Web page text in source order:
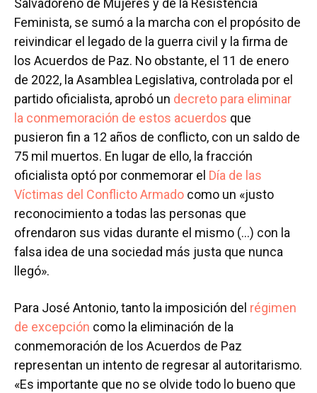
Feminista, se sumó a la marcha con el propósito de
reivindicar el legado de la guerra civil y la firma de
los Acuerdos de Paz. No obstante, el 11 de enero
de 2022, la Asamblea Legislativa, controlada por el
partido oficialista, aprobó un decreto para eliminar
la conmemoración de estos acuerdos que
pusieron fin a 12 años de conflicto, con un saldo de
75 mil muertos. En lugar de ello, la fracción
oficialista optó por conmemorar el Día de las
Víctimas del Conflicto Armado como un «justo
reconocimiento a todas las personas que
ofrendaron sus vidas durante el mismo (…) con la
falsa idea de una sociedad más justa que nunca
llegó».
Para José Antonio, tanto la imposición del régimen
de excepción como la eliminación de la
conmemoración de los Acuerdos de Paz
representan un intento de regresar al autoritarismo.
«Es importante que no se olvide todo lo bueno que